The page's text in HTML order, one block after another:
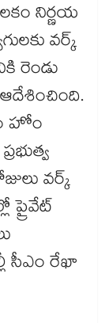
నిర్ణయ
వర్క్
రెండు
హోం
వర్క్
ప్రైవేట్
సీఎం రేఖా